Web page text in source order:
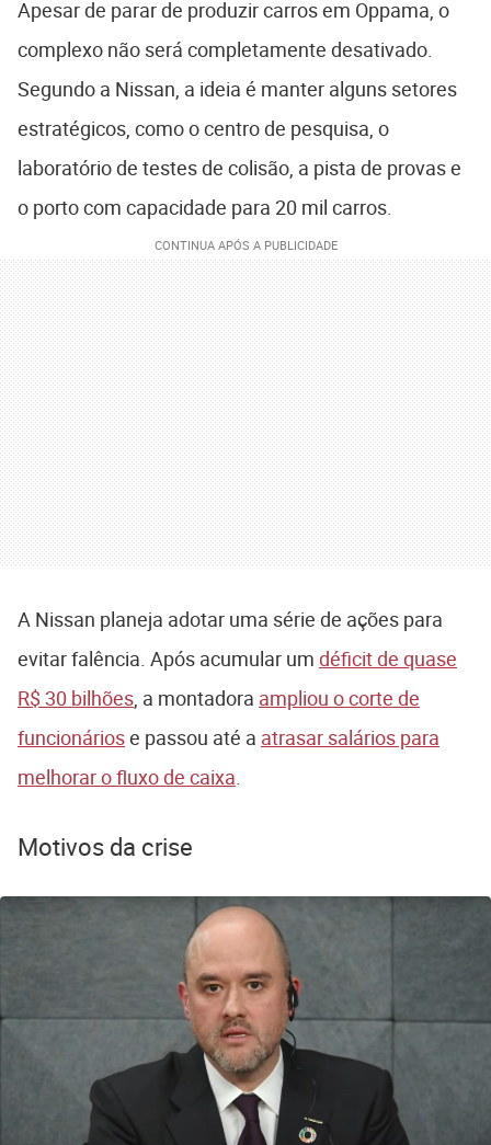
Apesar de parar de produzir carros em Oppama, o
complexo não será completamente desativado.
Segundo a Nissan, a ideia é manter alguns setores
estratégicos, como o centro de pesquisa, o
laboratório de testes de colisão, a pista de provas e
o porto com capacidade para 20 mil carros.
A Nissan planeja adotar uma série de ações para
evitar falência. Após acumular um déficit de quase
R$ 30 bilhões, a montadora ampliou o corte de
funcionáriose passou até a atrasar salários para
melhorar o fluxo de caixa.
Motivos da crise